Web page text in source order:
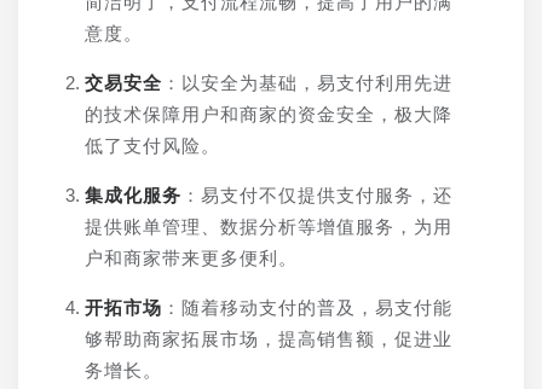
意度。
交易安全 ：以安全为基础，易支付利用先进
的技术保障用户和商家的资金安全，极大降
低了支付风险。
集成化服务 ：易支付不仅提供支付服务，还
提供账单管理、数据分析等增值服务，为用
户和商家带来更多便利。
开拓市场 ：随着移动支付的普及，易支付能
够帮助商家拓展市场，提高销售额，促进业
务增长。